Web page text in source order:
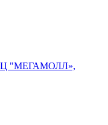
ТЦ "МЕГАМОЛЛ»,